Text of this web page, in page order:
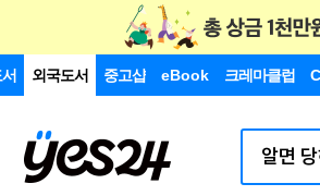
외국도서 중고샵 eBook 크레마클럽